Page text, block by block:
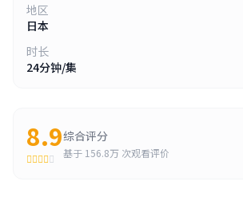
地区
日本
时长
24分钟/集
8.9综合评分
基于 156.8万 次观看评价